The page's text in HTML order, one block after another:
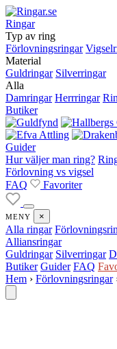
Ringar
Typ av ring
Förlovningsringar
Material
Guldringar Silverringar
Alla
Damringar Herrringar
Butiker
Guider
Hur väljer man ring?
Förlovning vs vigsel
FAQ
Favoriter
MENY ×
Alla ringar
Alliansringar
Guldringar Silverringar
Butiker Guider FAQ
Hem › Förlovningsringar